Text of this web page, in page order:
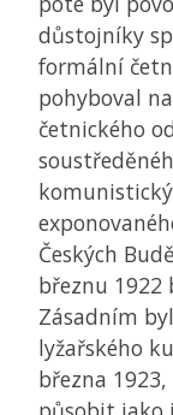
důstojníky
formální
pohyboval
četnického
Českých
březnu 1922
Zásadním
lyžařského
března